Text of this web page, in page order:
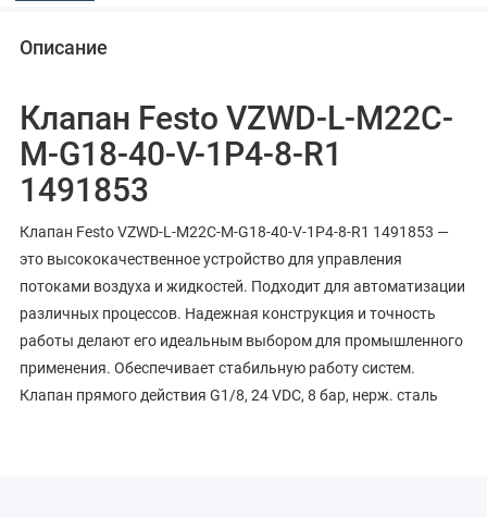
Описание
Клапан Festo VZWD-L-M22C-
M-G18-40-V-1P4-8-R1
1491853
Клапан Festo VZWD-L-M22C-M-G18-40-V-1P4-8-R1 1491853 —
это высококачественное устройство для управления
потоками воздуха и жидкостей. Подходит для автоматизации
различных процессов. Надежная конструкция и точность
работы делают его идеальным выбором для промышленного
применения. Обеспечивает стабильную работу систем.
Клапан прямого действия G1/8, 24 VDC, 8 бар, нерж. сталь